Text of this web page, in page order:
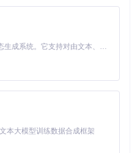
，生怕一个小更新就破坏了精
置过程装上了"GPS导航系
任务转化为人人可及的向导
改变了游戏规则：
题"无所遁形"
MiniMax H3 是一个通用的全模态生成系统。它支持对由文本、图像、视频和音频组成的多模态上下文进行统一理解，并能生成分辨率高达 2K、时长可达 15 秒的带原生立体声音频的视频。得益于面向任务泛化的系统设计，H3 在预训练阶段就已具备广泛的多模态上下文理解与生成能力，能够出色地执行复杂的多模态指令。
本大模型训练数据合成框架